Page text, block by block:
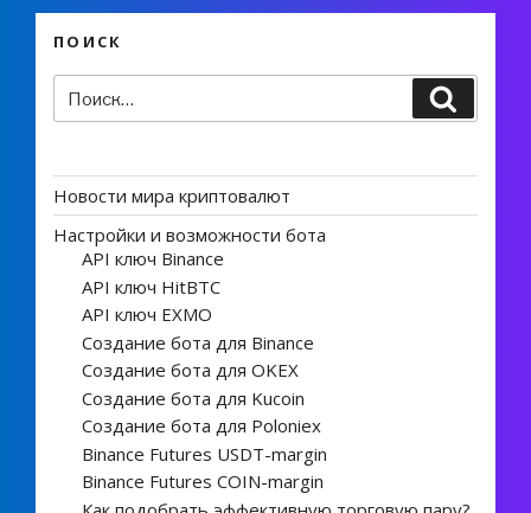
ПОИСК
Искать:
Новости мира криптовалют
Настройки и возможности бота
API ключ Binance
API ключ HitBTC
API ключ EXMO
Создание бота для Binance
Создание бота для OKEX
Создание бота для Kucoin
Создание бота для Poloniex
Binance Futures USDT-margin
Binance Futures COIN-margin